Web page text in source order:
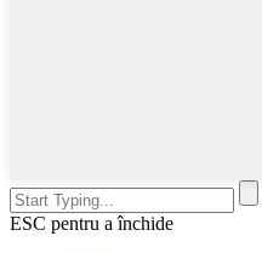
ESC pentru a închide